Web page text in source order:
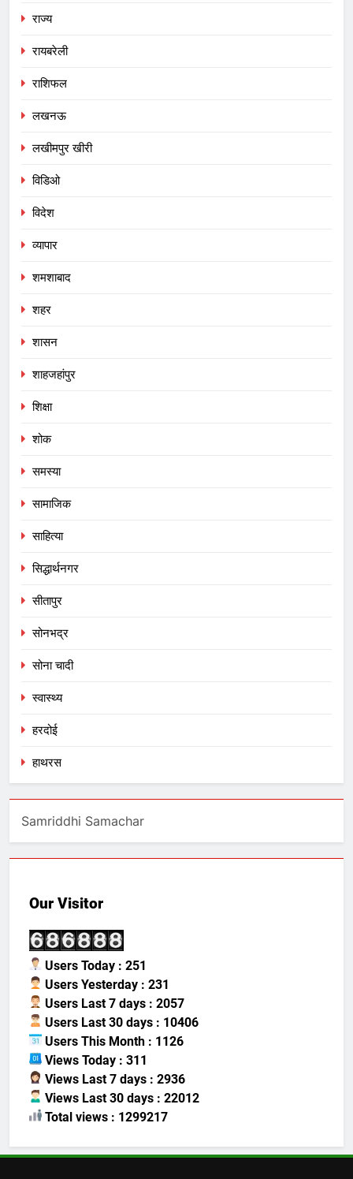
राज्य
रायबरेली
राशिफल
लखनऊ
लखीमपुर खीरी
विडिओ
विदेश
व्यापार
शमशाबाद
शहर
शासन
शाहजहांपुर
शिक्षा
शोक
समस्या
सामाजिक
साहित्या
सिद्धार्थनगर
सीतापुर
सोनभद्र
सोना चादी
स्वास्थ्य
हरदोई
हाथरस
Samriddhi Samachar
Our Visitor
Users Today : 251
Users Yesterday : 231
Users Last 7 days : 2057
Users Last 30 days : 10406
Users This Month : 1126
Views Today : 311
Views Last 7 days : 2936
Views Last 30 days : 22012
Total views : 1299217